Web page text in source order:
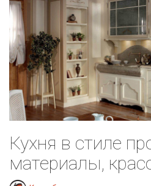
Кухня в стиле
материалы,